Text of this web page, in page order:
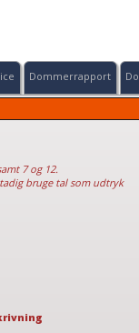
Dommerrapport
7 og 12.
bruge tal som udtryk